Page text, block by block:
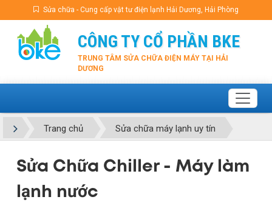
Sửa chữa - Cung cấp vật tư điện lạnh Hải Dương, Hải Phòng
CÔNG TY CỔ PHẦN BKE
TRUNG TÂM SỬA CHỮA ĐIỆN MÁY TẠI HẢI
DƯƠNG
Trang chủ Sửa chữa máy lạnh uy tín
Sửa Chữa Chiller - Máy làm
lạnh nước